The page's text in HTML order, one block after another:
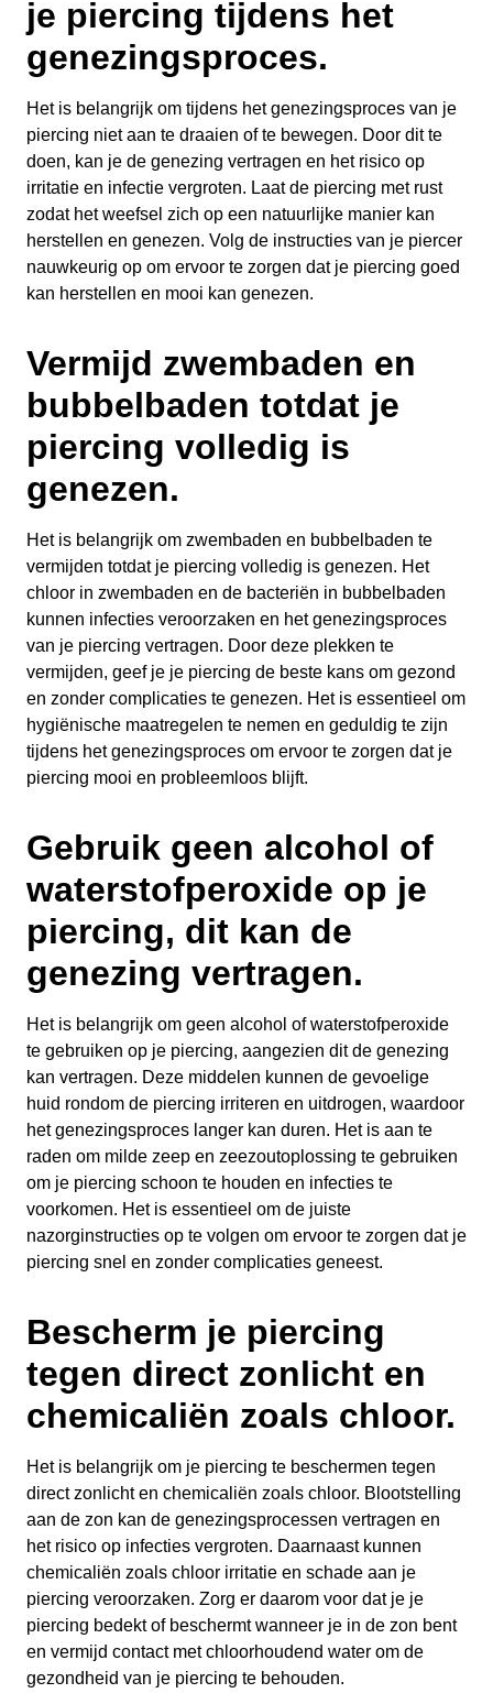
je piercing tijdens het
genezingsproces.
Het is belangrijk om tijdens het genezingsproces van je
piercing niet aan te draaien of te bewegen. Door dit te
doen, kan je de genezing vertragen en het risico op
irritatie en infectie vergroten. Laat de piercing met rust
zodat het weefsel zich op een natuurlijke manier kan
herstellen en genezen. Volg de instructies van je piercer
nauwkeurig op om ervoor te zorgen dat je piercing goed
kan herstellen en mooi kan genezen.
Vermijd zwembaden en
bubbelbaden totdat je
piercing volledig is
genezen.
Het is belangrijk om zwembaden en bubbelbaden te
vermijden totdat je piercing volledig is genezen. Het
chloor in zwembaden en de bacteriën in bubbelbaden
kunnen infecties veroorzaken en het genezingsproces
van je piercing vertragen. Door deze plekken te
vermijden, geef je je piercing de beste kans om gezond
en zonder complicaties te genezen. Het is essentieel om
hygiënische maatregelen te nemen en geduldig te zijn
tijdens het genezingsproces om ervoor te zorgen dat je
piercing mooi en probleemloos blijft.
Gebruik geen alcohol of
waterstofperoxide op je
piercing, dit kan de
genezing vertragen.
Het is belangrijk om geen alcohol of waterstofperoxide
te gebruiken op je piercing, aangezien dit de genezing
kan vertragen. Deze middelen kunnen de gevoelige
huid rondom de piercing irriteren en uitdrogen, waardoor
het genezingsproces langer kan duren. Het is aan te
raden om milde zeep en zeezoutoplossing te gebruiken
om je piercing schoon te houden en infecties te
voorkomen. Het is essentieel om de juiste
nazorginstructies op te volgen om ervoor te zorgen dat je
piercing snel en zonder complicaties geneest.
Bescherm je piercing
tegen direct zonlicht en
chemicaliën zoals chloor.
Het is belangrijk om je piercing te beschermen tegen
direct zonlicht en chemicaliën zoals chloor. Blootstelling
aan de zon kan de genezingsprocessen vertragen en
het risico op infecties vergroten. Daarnaast kunnen
chemicaliën zoals chloor irritatie en schade aan je
piercing veroorzaken. Zorg er daarom voor dat je je
piercing bedekt of beschermt wanneer je in de zon bent
en vermijd contact met chloorhoudend water om de
gezondheid van je piercing te behouden.